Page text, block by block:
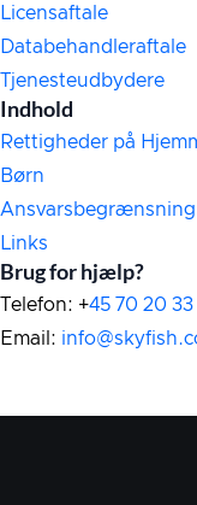
Licensaftale
Databehandleraftale
Tjenesteudbydere
Indhold
Rettigheder på
Børn
Ansvarsbegrænsning
Links
Brug for hjælp?
Telefon: +45 70 20 33
Email: